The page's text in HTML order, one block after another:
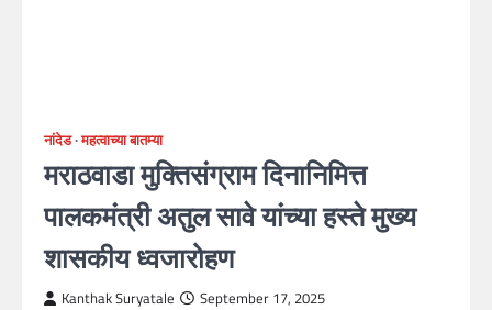
नांदेड महत्वाच्या बातम्या
मराठवाडा मुक्तिसंग्राम दिनानिमित्त
पालकमंत्री अतुल सावे यांच्या हस्ते मुख्य
शासकीय ध्वजारोहण
Kanthak Suryatale September 17, 2025